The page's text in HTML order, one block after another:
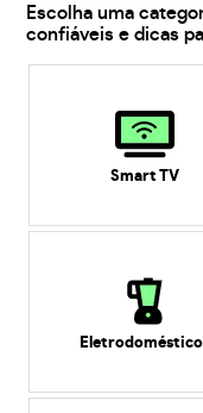
Escolha uma
confiáveis e dicas
Smart TV